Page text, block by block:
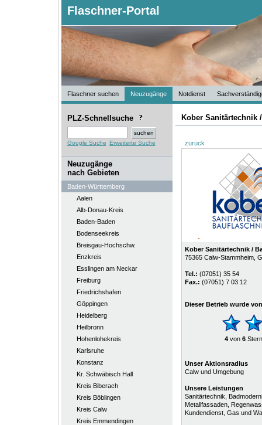
Flaschner-Portal
Flaschner suchen Neuzugänge Notdienst
PLZ-Schnellsuche
Google Suche Erweiterte Suche
Neuzugänge
nach Gebieten
Baden-Württemberg
Aalen
Alb-Donau-Kreis
Baden-Baden
Bodenseekreis
Breisgau-Hochschw.
Enzkreis
Esslingen am Neckar
Freiburg
Friedrichshafen
Göppingen
Heidelberg
Heilbronn
Hohenlohekreis
Karlsruhe
Konstanz
Kr. Schwäbisch Hall
Kreis Biberach
Kreis Böblingen
Kreis Calw
Kreis Emmendingen
Kober Sanitärtechnik
zurück
Kober Sanitärtechnik /
75365 Calw-Stammheim,
Tel.: (07051) 35 54
Fax.: (07051) 7 03 12
Dieser Betrieb wurde
4von 6
Unser Aktionsradius
Calw und Umgebung
Unsere Leistungen
Sanitärtechnik,
Metallfassaden,
Kundendienst, Gas und